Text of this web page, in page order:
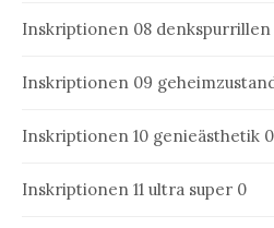
Inskriptionen 08 denkspurrillen
Inskriptionen 09
Inskriptionen 10 genieästhetik 0
Inskriptionen 11 ultra super 0